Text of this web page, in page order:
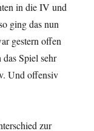
in die IV und
ging das nun
gestern offen
Spiel sehr
Und offensiv
zur